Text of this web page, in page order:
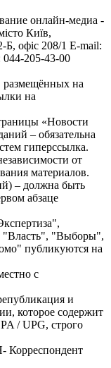
онлайн-медиа -
Київ,
офіс 208/1 E-mail:
044-205-43-00
размещённых на
на
«Новости
– обязательна
гиперссылка.
от
материалов.
– должна быть
абзаце
"Власть", "Выборы",
публикуются на
с
и
которое содержит
/ UPG, строго
Корреспондент